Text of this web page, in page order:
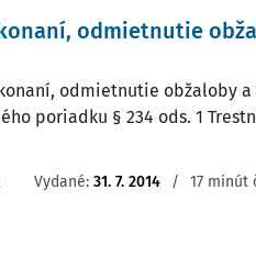
odmietnutie
odmietnutie obžaloby
poriadku § 234 ods. 1
Vydané: 31. 7. 2014 / 17 minút